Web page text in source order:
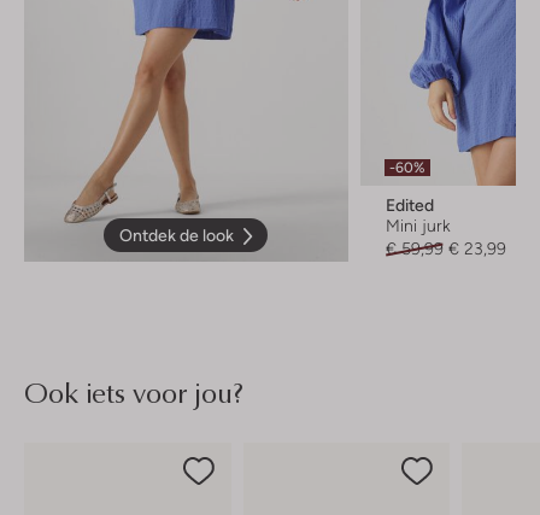
Ontdek de look
-60%
Edited
Mini jurk
€ 59,99 € 23,99
Ook iets voor jou?